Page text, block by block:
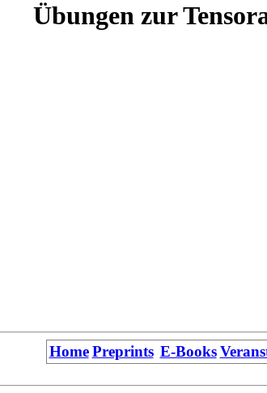
Übungen zur
Home Preprints E-Books